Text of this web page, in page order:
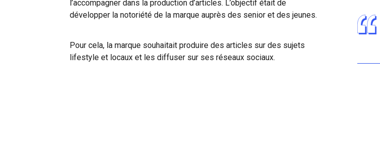
l’accompagner dans la production d’articles. L’objectif était de
développer la notoriété de la marque auprès des senior et des jeunes.
Pour cela, la marque souhaitait produire des articles sur des sujets
lifestyle et locaux et les diffuser sur ses réseaux sociaux.